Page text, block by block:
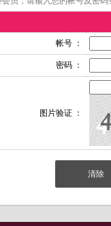
帐号 ：
密码 ：
图片验证 ：